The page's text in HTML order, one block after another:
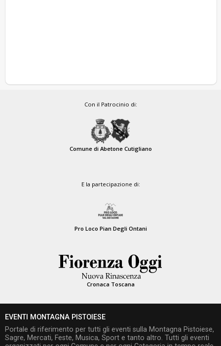
Con il Patrocinio di:
Comune di Abetone Cutigliano
E la partecipazione di:
Pro Loco Pian Degli Ontani
Cronaca Toscana
EVENTI MONTAGNA PISTOIESE
Portale di riferimento per tutti gli eventi sulla Montagna Pistoiese,
Sagre, Mercati, Feste, Musica, Sport e tanto altro. Tutti gli eventi